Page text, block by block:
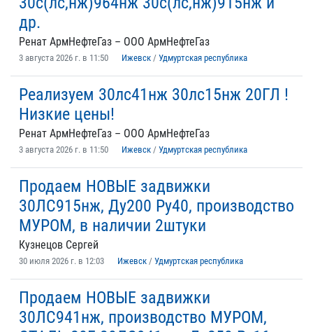
др.
Ренат АрмНефтеГаз – ООО АрмНефтеГаз
3 августа 2026 г. в 11:50 Ижевск / Удмуртская республика
Реализуем 30лс41нж 30лс15нж 20ГЛ !
Низкие цены!
Ренат АрмНефтеГаз – ООО АрмНефтеГаз
3 августа 2026 г. в 11:50 Ижевск / Удмуртская республика
Продаем НОВЫЕ задвижки
30ЛС915нж, Ду200 Ру40, производство
МУРОМ, в наличии 2штуки
Кузнецов Сергей
30 июля 2026 г. в 12:03 Ижевск / Удмуртская республика
Продаем НОВЫЕ задвижки
30ЛС941нж, производство МУРОМ,